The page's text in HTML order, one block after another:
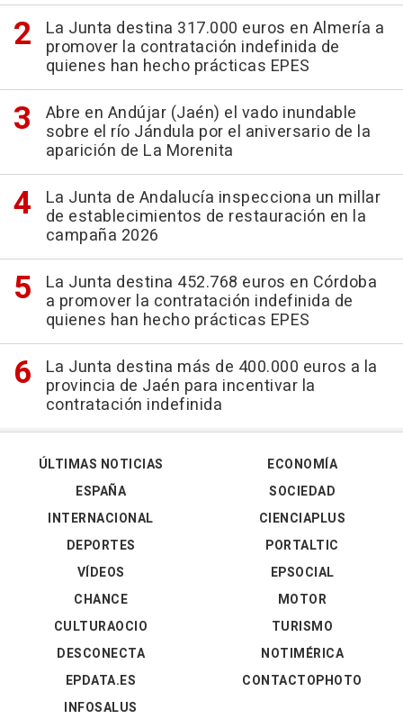
La Junta destina 317.000 euros en Almería a
promover la contratación indefinida de
quienes han hecho prácticas EPES
Abre en Andújar (Jaén) el vado inundable
sobre el río Jándula por el aniversario de la
aparición de La Morenita
La Junta de Andalucía inspecciona un millar
de establecimientos de restauración en la
campaña 2026
La Junta destina 452.768 euros en Córdoba
a promover la contratación indefinida de
quienes han hecho prácticas EPES
La Junta destina más de 400.000 euros a la
provincia de Jaén para incentivar la
contratación indefinida
ÚLTIMAS NOTICIAS
ESPAÑA
INTERNACIONAL
DEPORTES
VÍDEOS
ECONOMÍA
SOCIEDAD
CIENCIAPLUS
PORTALTIC
EPSOCIAL
CHANCE
CULTURAOCIO
DESCONECTA
EPDATA.ES
INFOSALUS
MOTOR
TURISMO
NOTIMÉRICA
CONTACTOPHOTO